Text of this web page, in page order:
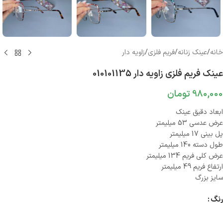
خانه/عینک زنانه/فریم فلزی/زاویه دار
عینک فریم فلزی زاویه دار 010101135
980,000 تومان
ابعاد دقیق عینک
عرض عدسی 53 میلیمتر
پل بینی 17 میلیمتر
طول دسته 140 میلیمتر
عرض کلی فریم 134 میلیمتر
ارتفاع فریم 49 میلیمتر
سایز بزرگ
رنگ